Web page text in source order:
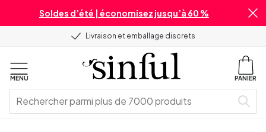
Soldes d’été | économisez jusqu’à 60 %
Livraison et emballage discrets
MENU PANIER